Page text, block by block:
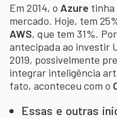
Em 2014, o Azure tinha
mercado. Hoje, tem
AWS, que tem 31%.
antecipada ao investir
2019, possivelmente
integrar inteligência
fato, aconteceu com o
Essas e outras